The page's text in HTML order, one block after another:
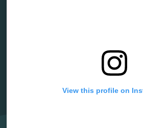
View this profile on